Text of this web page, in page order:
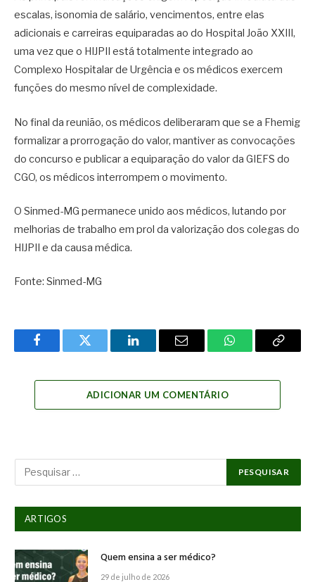
escalas, isonomia de salário, vencimentos, entre elas
adicionais e carreiras equiparadas ao do Hospital João XXIII,
uma vez que o HIJPII está totalmente integrado ao
Complexo Hospitalar de Urgência e os médicos exercem
funções do mesmo nível de complexidade.
No final da reunião, os médicos deliberaram que se a Fhemig
formalizar a prorrogação do valor, mantiver as convocações
do concurso e publicar a equiparação do valor da GIEFS do
CGO, os médicos interrompem o movimento.
O Sinmed-MG permanece unido aos médicos, lutando por
melhorias de trabalho em prol da valorização dos colegas do
HIJPII e da causa médica.
Fonte: Sinmed-MG
FacebookTwitter LinkedInEmail WhatsAppCopy
ADICIONAR UM COMENTÁRIO
ARTIGOS
Quem ensina a ser médico?
29 de julho de 2026